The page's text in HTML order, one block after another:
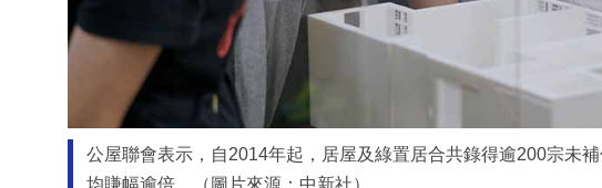
公屋聯會表示，自2014年起，居屋及綠置居合共錄得逾200宗未
均賺幅逾倍。（圖片來源：中新社）